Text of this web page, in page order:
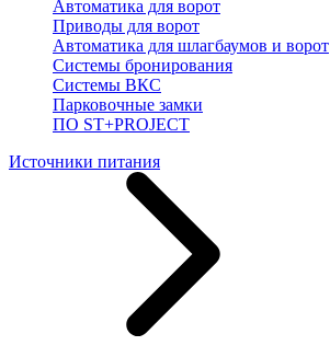
Автоматика для ворот
Приводы для ворот
Автоматика для шлагбаумов и ворот
Системы бронирования
Системы ВКС
Парковочные замки
ПО ST+PROJECT
Источники питания